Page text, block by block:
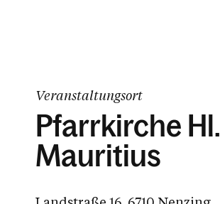
Veranstaltungsort
Pfarrkirche Hl.
Mauritius